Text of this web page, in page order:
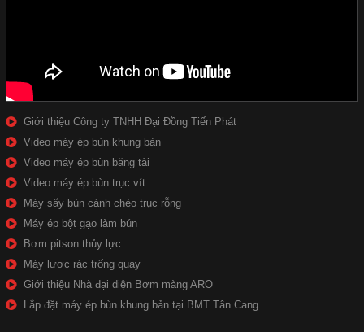
Giới thiệu Công ty TNHH Đại Đồng Tiến Phát
Video máy ép bùn khung bản
Video máy ép bùn băng tải
Video máy ép bùn trục vít
Máy sấy bùn cánh chèo trục rỗng
Máy ép bột gạo làm bún
Bơm pitson thủy lực
Máy lược rác trống quay
Giới thiệu Nhà đại diện Bơm màng ARO
Lắp đặt máy ép bùn khung bản tại BMT Tân Cang